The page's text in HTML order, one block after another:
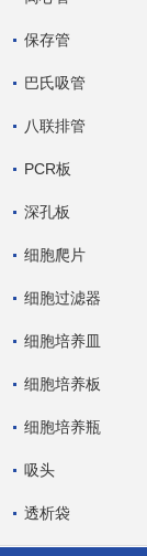
保存管
巴氏吸管
八联排管
PCR板
深孔板
细胞爬片
细胞过滤器
细胞培养皿
细胞培养板
细胞培养瓶
吸头
透析袋